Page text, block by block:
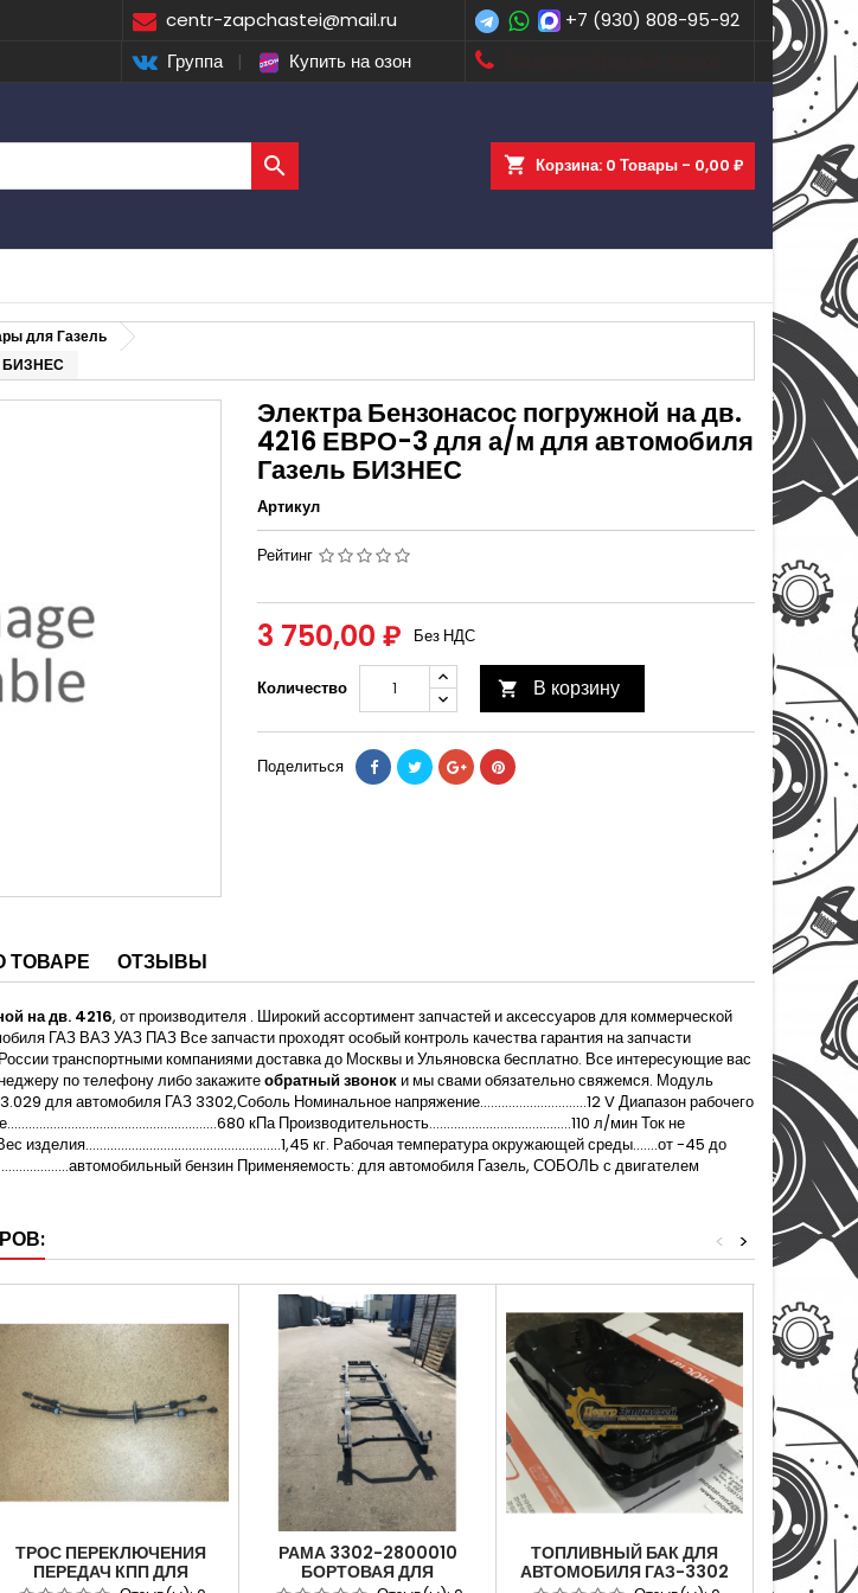
centr-zapchastei@mail.ru +7 (930) 808-95-92
Группа | Купить на озон
shopping_cart Корзина: 0 Товары - 0,00 ₽

для Газель
БИЗНЕС
Электра Бензонасос погружной на дв.
4216 ЕВРО-3 для а/м для автомобиля
Газель БИЗНЕС
Артикул
Рейтинг
3 750,00 ₽ Без НДС
Количество  В корзину
Поделиться
ТОВАРЕ ОТЗЫВЫ
на дв. 4216, от производителя . Широкий ассортимент запчастей и аксессуаров для коммерческой
ГАЗ ВАЗ УАЗ ПАЗ Все запчасти проходят особый контроль качества гарантия на запчасти
транспортными компаниями доставка до Москвы и Ульяновска бесплатно. Все интересующие вас
по телефону либо закажитеобратный звоноки мы свами обязательно свяжемся. Модуль
для автомобиля ГАЗ 3302,Соболь Номинальное напряжение..............................12 V Диапазон рабочего
кПа Производительность........................................110 л/мин Ток не
изделия.......................................................1,45 кг. Рабочая температура окружающей среды.......от -45 до
бензин Применяемость: для автомобиля Газель, СОБОЛЬ с двигателем
>
<
ТРОС ПЕРЕКЛЮЧЕНИЯ
ПЕРЕДАЧ КПП ДЛЯ
РАМА 3302-2800010
БОРТОВАЯ ДЛЯ
ТОПЛИВНЫЙ БАК ДЛЯ
АВТОМОБИЛЯ ГАЗ-3302
КАРТЕР